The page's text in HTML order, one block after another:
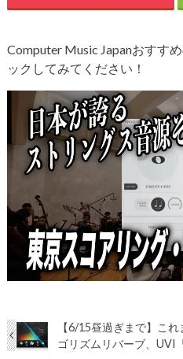
Computer Music Japanおすす
ックしてみてください！
【6/15昼過ぎまで】こ
ゴリズムリバーブ、UVI